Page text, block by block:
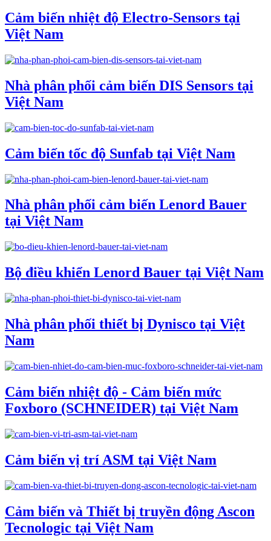
Cảm biến nhiệt độ Electro-Sensors tại
Việt Nam
Nhà phân phối cảm biến DIS Sensors tại
Việt Nam
Cảm biến tốc độ Sunfab tại Việt Nam
Nhà phân phối cảm biến Lenord Bauer
tại Việt Nam
Bộ điều khiển Lenord Bauer tại Việt Nam
Nhà phân phối thiết bị Dynisco tại Việt
Nam
Cảm biến nhiệt độ - Cảm biến mức
Foxboro (SCHNEIDER) tại Việt Nam
Cảm biến vị trí ASM tại Việt Nam
Cảm biến và Thiết bị truyền động Ascon
Tecnologic tại Việt Nam